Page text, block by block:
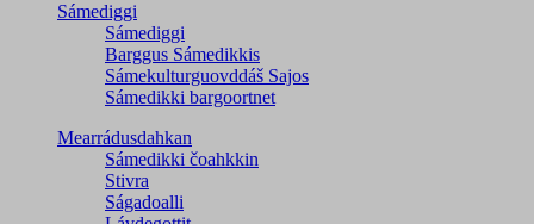
Sámediggi
Sámediggi
Barggus Sámedikkis
Sámekulturguovddáš Sajos
Sámedikki bargoortnet
Mearrádusdahkan
Sámedikki čoahkkin
Stivra
Ságadoalli